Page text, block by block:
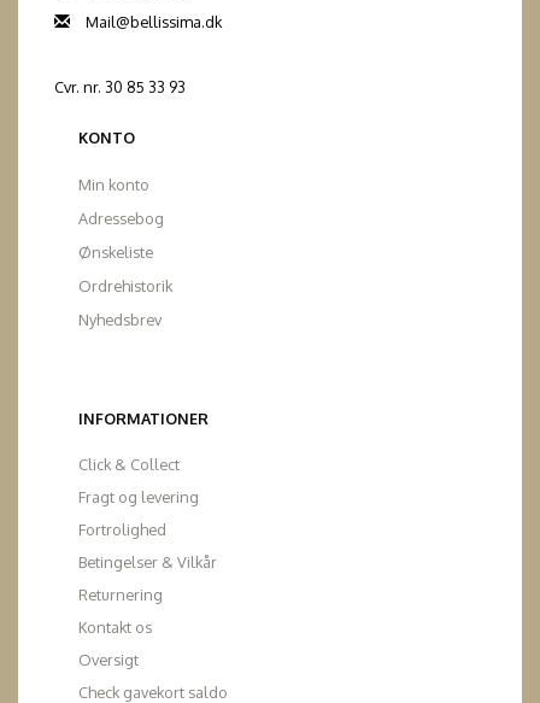
Mail@bellissima.dk
Cvr. nr. 30 85 33 93
KONTO
Min konto
Adressebog
Ønskeliste
Ordrehistorik
Nyhedsbrev
INFORMATIONER
Click & Collect
Fragt og levering
Fortrolighed
Betingelser & Vilkår
Returnering
Kontakt os
Oversigt
Check gavekort saldo